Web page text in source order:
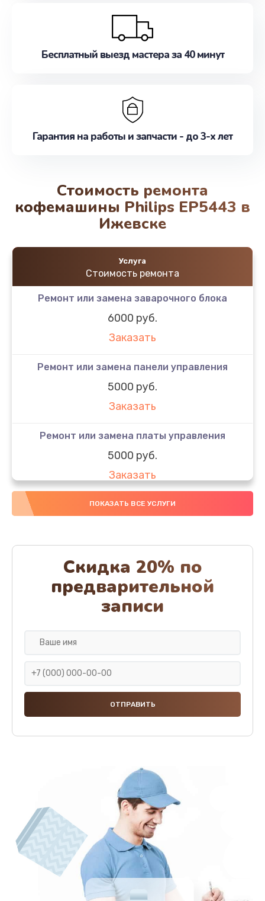
Бесплатный выезд мастера за 40 минут
Гарантия на работы и запчасти - до 3-х лет
Стоимость ремонта
кофемашины Philips EP5443 в
Ижевске
Услуга
Стоимость ремонта
Ремонт или замена заварочного блока
6000 руб.
Заказать
Ремонт или замена панели управления
5000 руб.
Заказать
Ремонт или замена платы управления
5000 руб.
Заказать
Ремонт или замена термоблока
Заказать
Ремонт привода варочного блока
4000 руб.
Заказать
Замена термодатчиков
Замена клапанов
2000 руб.
Заказать
Замена микропереключателей
2000 руб.
Заказать
ПОКАЗАТЬ ВСЕ УСЛУГИ
Скидка 20% по
предварительной
записи